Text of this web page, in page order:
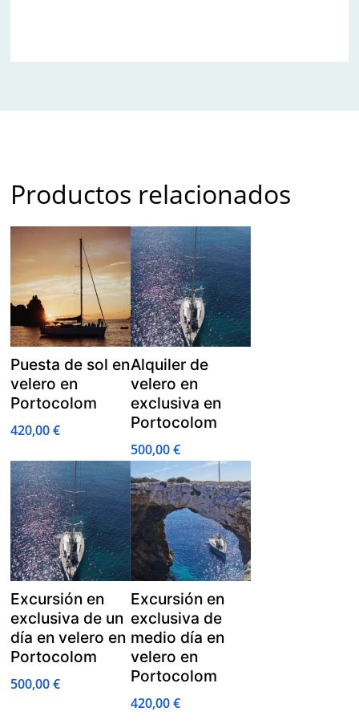
Productos relacionados
Puesta de sol en
velero en
Portocolom
420,00€
Alquiler de
velero en
exclusiva en
Portocolom
500,00€
Excursión en
exclusiva de un
día en velero en
Portocolom
500,00€
Excursión en
exclusiva de
medio día en
velero en
Portocolom
420,00€